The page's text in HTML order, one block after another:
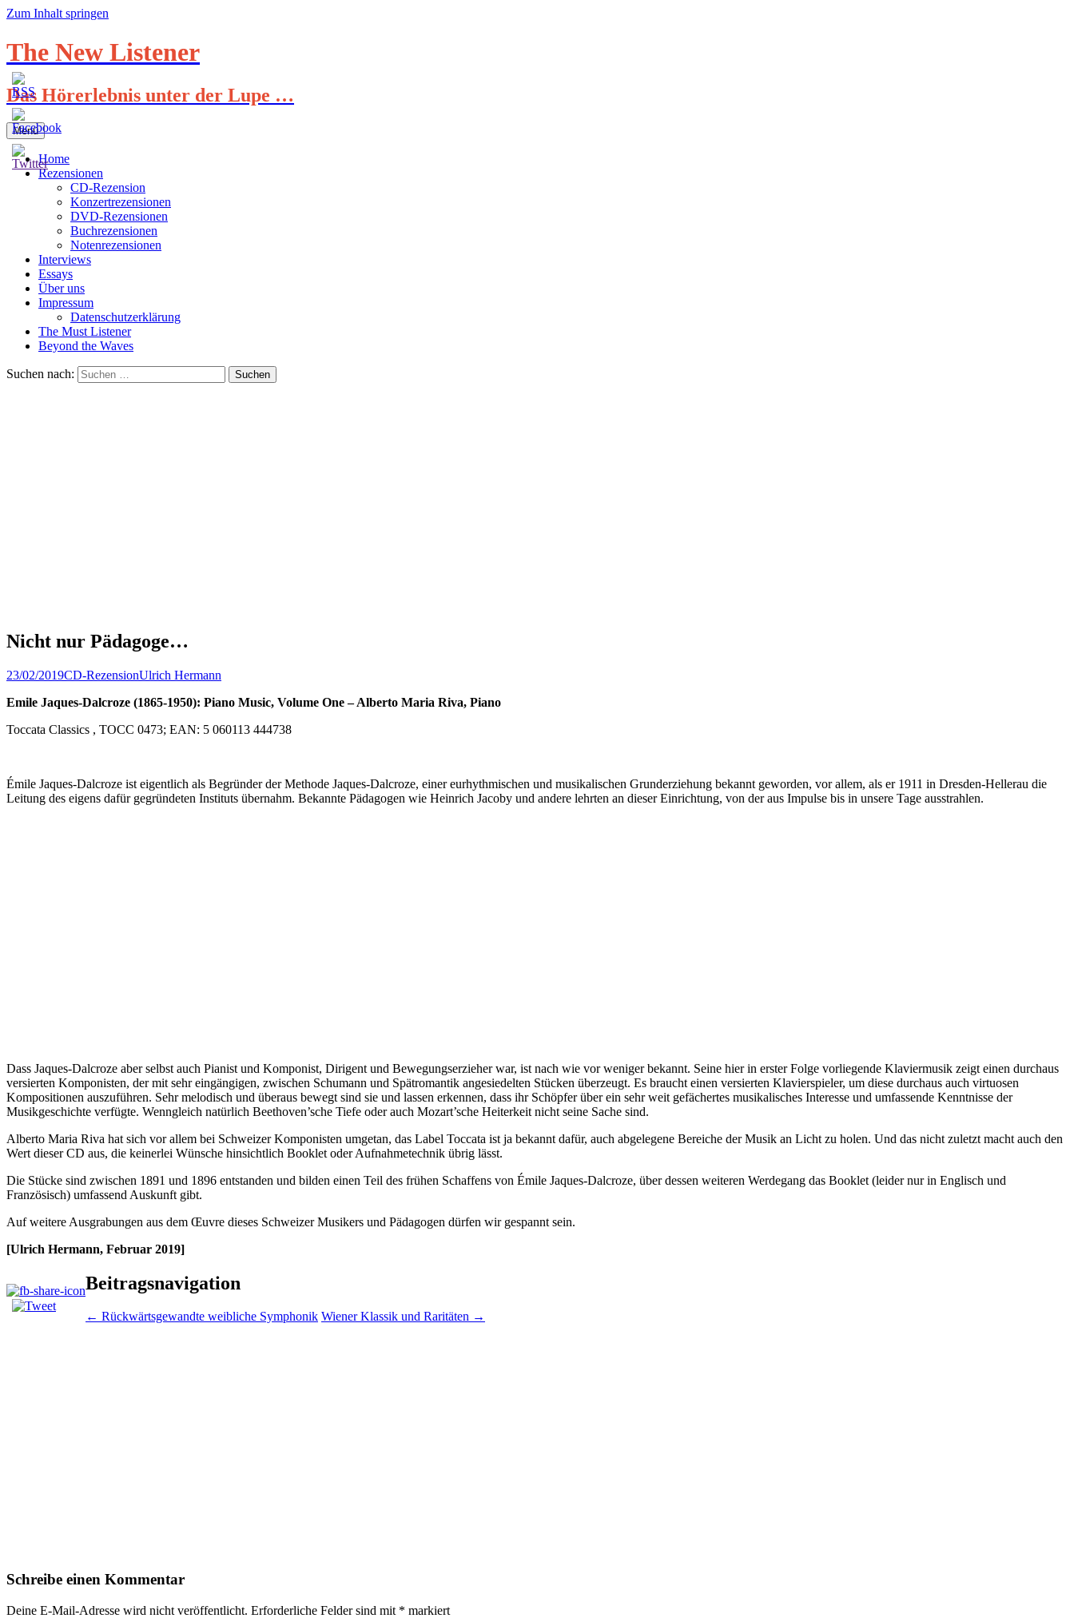
Zum Inhalt springen
The New Listener
Das Hörerlebnis unter der Lupe …
Menü
Home
Rezensionen
CD-Rezension
Konzertrezensionen
DVD-Rezensionen
Buchrezensionen
Notenrezensionen
Interviews
Essays
Über uns
Impressum
Datenschutzerklärung
The Must Listener
Beyond the Waves
Suchen nach:
Nicht nur Pädagoge…
23/02/2019CD-RezensionUlrich Hermann
Emile Jaques-Dalcroze (1865-1950): Piano Music, Volume One – Alberto Maria Riva, Piano
Toccata Classics , TOCC 0473; EAN: 5 060113 444738
Émile Jaques-Dalcroze ist eigentlich als Begründer der Methode Jaques-Dalcroze, einer eurhythmischen und musikalischen Grunderziehung bekannt geworden, vor allem, als er 1911 in Dresden-Hellerau die
Leitung des eigens dafür gegründeten Instituts übernahm. Bekannte Pädagogen wie Heinrich Jacoby und andere lehrten an dieser Einrichtung, von der aus Impulse bis in unsere Tage ausstrahlen.
Dass Jaques-Dalcroze aber selbst auch Pianist und Komponist, Dirigent und Bewegungserzieher war, ist nach wie vor weniger bekannt. Seine hier in erster Folge vorliegende Klaviermusik zeigt einen durchaus
versierten Komponisten, der mit sehr eingängigen, zwischen Schumann und Spätromantik angesiedelten Stücken überzeugt. Es braucht einen versierten Klavierspieler, um diese durchaus auch virtuosen
Kompositionen auszuführen. Sehr melodisch und überaus bewegt sind sie und lassen erkennen, dass ihr Schöpfer über ein sehr weit gefächertes musikalisches Interesse und umfassende Kenntnisse der
Musikgeschichte verfügte. Wenngleich natürlich Beethoven’sche Tiefe oder auch Mozart’sche Heiterkeit nicht seine Sache sind.
Alberto Maria Riva hat sich vor allem bei Schweizer Komponisten umgetan, das Label Toccata ist ja bekannt dafür, auch abgelegene Bereiche der Musik an Licht zu holen. Und das nicht zuletzt macht auch den
Wert dieser CD aus, die keinerlei Wünsche hinsichtlich Booklet oder Aufnahmetechnik übrig lässt.
Die Stücke sind zwischen 1891 und 1896 entstanden und bilden einen Teil des frühen Schaffens von Émile Jaques-Dalcroze, über dessen weiteren Werdegang das Booklet (leider nur in Englisch und
Französisch) umfassend Auskunft gibt.
Auf weitere Ausgrabungen aus dem Œuvre dieses Schweizer Musikers und Pädagogen dürfen wir gespannt sein.
[Ulrich Hermann, Februar 2019]
Beitragsnavigation
← Rückwärtsgewandte weibliche Symphonik Wiener Klassik und Raritäten →
Schreibe einen Kommentar
Deine E-Mail-Adresse wird nicht veröffentlicht. Erforderliche Felder sind mit * markiert